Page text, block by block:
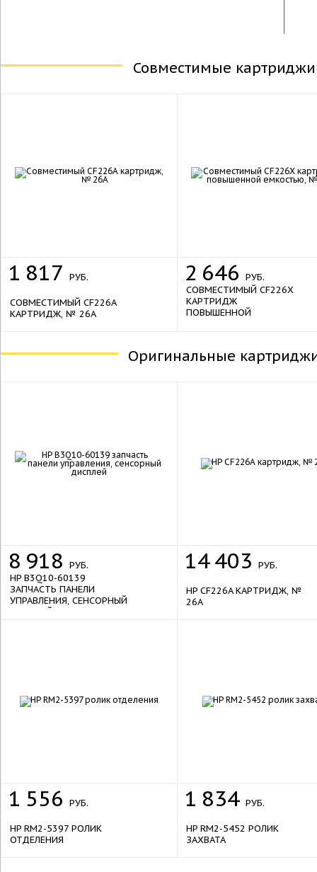
Совместимые
1 817 РУБ.
СОВМЕСТИМЫЙ CF226A
КАРТРИДЖ, № 26A
2 646 РУБ.
СОВМЕСТИМЫЙ CF226X
КАРТРИДЖ
ПОВЫШЕННОЙ
Оригинальные
8 918 РУБ.
HP B3Q10-60139
ЗАПЧАСТЬ ПАНЕЛИ
УПРАВЛЕНИЯ, СЕНСОРНЫЙ
ДИСПЛЕЙ
14403 РУБ.
HP CF226A КАРТРИДЖ, №
26A
1 556 РУБ.
HP RM2-5397 РОЛИК
ОТДЕЛЕНИЯ
1 834 РУБ.
HP RM2-5452 РОЛИК
ЗАХВАТА